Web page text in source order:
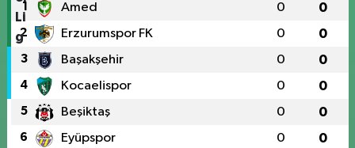
1 Amed 0 0
2 Erzurumspor FK 0 0
3 Başakşehir 0 0
4 Kocaelispor 0 0
5 Beşiktaş 0 0
6 Eyüpspor 0 0